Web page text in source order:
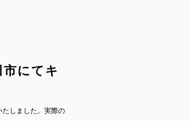
市にてキ
しました。実際の